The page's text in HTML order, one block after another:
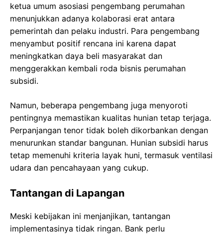
ketua umum asosiasi pengembang perumahan
menunjukkan adanya kolaborasi erat antara
pemerintah dan pelaku industri. Para pengembang
menyambut positif rencana ini karena dapat
meningkatkan daya beli masyarakat dan
menggerakkan kembali roda bisnis perumahan
subsidi.
Namun, beberapa pengembang juga menyoroti
pentingnya memastikan kualitas hunian tetap terjaga.
Perpanjangan tenor tidak boleh dikorbankan dengan
menurunkan standar bangunan. Hunian subsidi harus
tetap memenuhi kriteria layak huni, termasuk ventilasi
udara dan pencahayaan yang cukup.
Tantangan di Lapangan
Meski kebijakan ini menjanjikan, tantangan
implementasinya tidak ringan. Bank perlu